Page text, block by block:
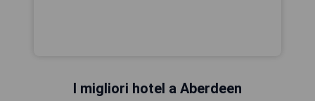
I migliori hotel a Aberdeen